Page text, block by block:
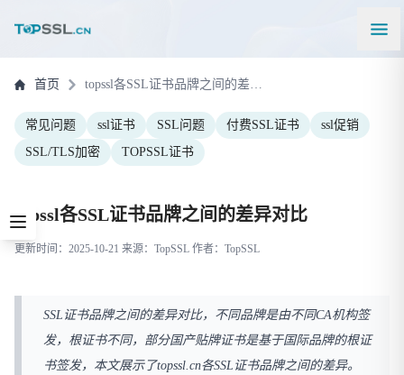
首页 topssl各SSL证书品牌之间的差异对比
常见问题 ssl证书 SSL问题 付费SSL证书
ssl促销
SSL/TLS加密
TOPSSL证书
topssl各SSL证书品牌之间的差异对比
更新时间：2025-10-21 来源：TopSSL 作者：TopSSL
SSL证书品牌之间的差异对比，不同品牌是由不同CA机构签
发，根证书不同，部分国产贴牌证书是基于国际品牌的根证
书签发，本文展示了topssl.cn各SSL证书品牌之间的差异。